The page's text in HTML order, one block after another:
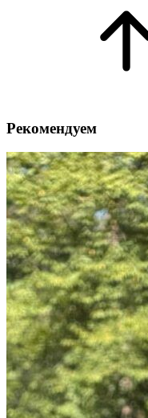
Рекомендуем